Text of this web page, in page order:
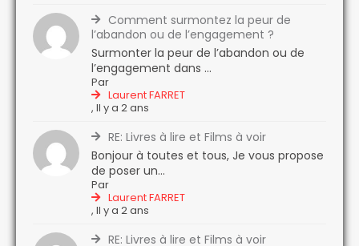
Comment surmontez la peur de
l’abandon ou de l’engagement ?
Surmonter la peur de l’abandon ou de
l’engagement dans ...
Par
Laurent FARRET
,Il y a 2 ans
RE: Livres à lire et Films à voir
Bonjour à toutes et tous, Je vous propose
de poser un...
Par
Laurent FARRET
,Il y a 2 ans
RE: Livres à lire et Films à voir